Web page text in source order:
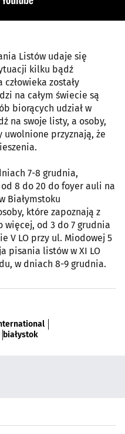
Listów udaje się
kilku bądź
zostały
na całym świecie są
biorących udział w
na swoje listy, a osoby,
przyznają, że
7-8 grudnia,
8 do 20 do foyer auli na
Białymstoku
które zapoznają z
więcej, od 3 do 7 grudnia
V LO przy ul. Miodowej 5
pisania listów w XI LO
w dniach 8-9 grudnia.
białystok